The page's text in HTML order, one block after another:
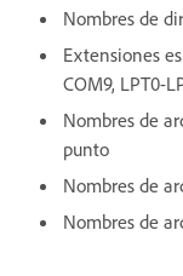
Nombres de
Extensiones
COM9, LPT0-
Nombres de
punto
Nombres de
Nombres de